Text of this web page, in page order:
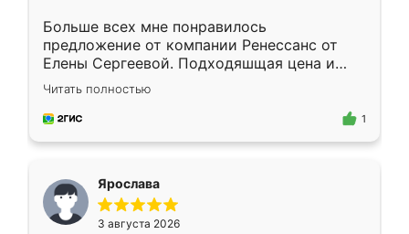
Больше всех мне понравилось
предложение от компании Ренессанс от
Елены Сергеевой. Подходяшщая цена и
короткие сроки изготовления. Приехавший
для замера сотрудник Владислав
предложил по моему эскизу самый
Читать полностью
1
Ярослава
3 августа 2026